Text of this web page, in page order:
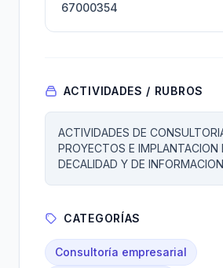
67000354
ACTIVIDADES / RUBROS
ACTIVIDADES DE
PROYECTOS E IMPLANTACION
DECALIDAD Y DE INFORMACION
CATEGORÍAS
Consultoría empresarial